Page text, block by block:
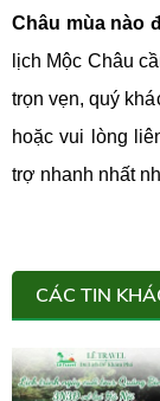
Châu mùa nào
lịch Mộc Châu
trọn vẹn, quý
hoặc vui lòng
trợ nhanh nhất
CÁC TIN